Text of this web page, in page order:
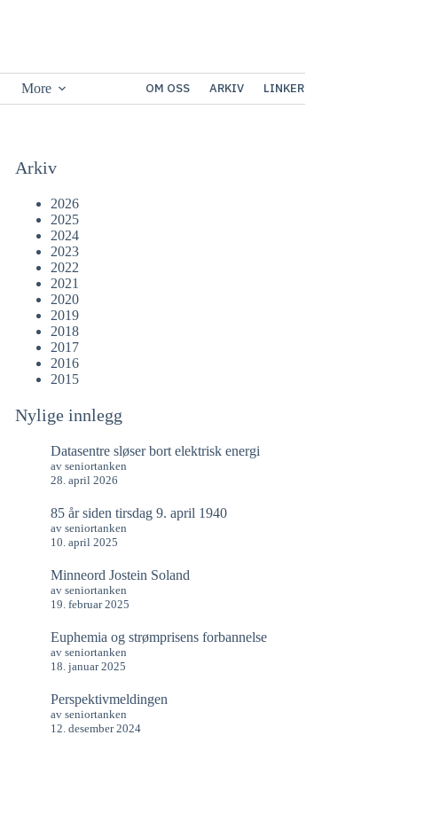
More OM OSS ARKIV LINKER
Arkiv
2026
2025
2024
2023
2022
2021
2020
2019
2018
2017
2016
2015
Nylige innlegg
Datasentre sløser bort elektrisk energi
av seniortanken
28. april 2026
85 år siden tirsdag 9. april 1940
av seniortanken
10. april 2025
Minneord Jostein Soland
av seniortanken
19. februar 2025
Euphemia og strømprisens forbannelse
av seniortanken
18. januar 2025
Perspektivmeldingen
av seniortanken
12. desember 2024